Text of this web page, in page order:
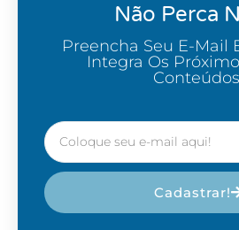
Não Perca
Preencha Seu E-Mail
Integra Os
Cadastrar!